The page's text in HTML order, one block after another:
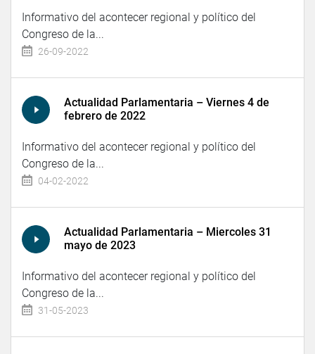
Informativo del acontecer regional y político del
Congreso de la...
26-09-2022
Actualidad Parlamentaria – Viernes 4 de
febrero de 2022
Informativo del acontecer regional y político del
Congreso de la...
04-02-2022
Actualidad Parlamentaria – Miercoles 31
mayo de 2023
Informativo del acontecer regional y político del
Congreso de la...
31-05-2023